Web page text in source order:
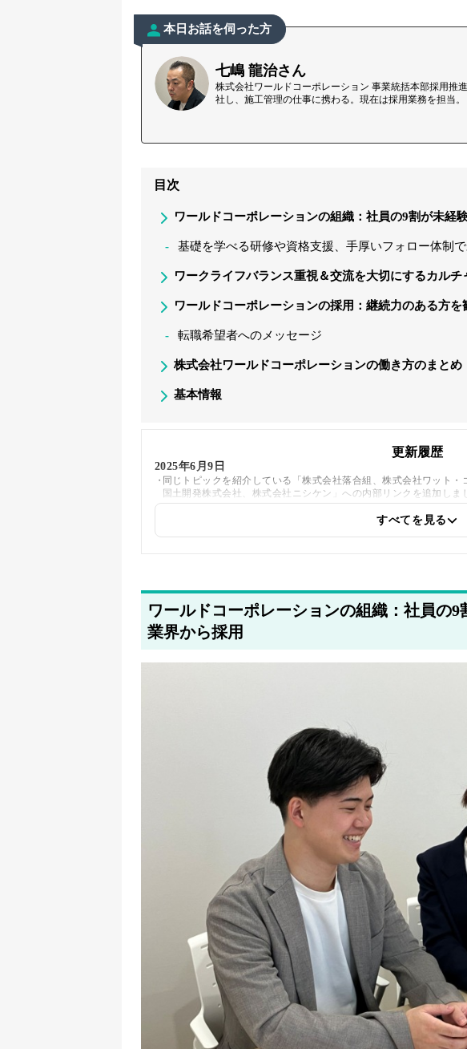
本日お話を伺った方
七嶋 龍治さん
株式会社ワールドコーポレーション 事業統括本部採用推
社し、施工管理の仕事に携わる。現在は採用業務を担当。
目次
ワールドコーポレーションの組織：社員の9割が未経
基礎を学べる研修や資格支援、手厚いフォロー体制
ワークライフバランス重視＆交流を大切にするカルチ
ワールドコーポレーションの採用：継続力のある方を
転職希望者へのメッセージ
株式会社ワールドコーポレーションの働き方のまとめ
基本情報
更新履歴
2025年6月9日
同じトピックを紹介している「株式会社落合組、株式会社ワット
国土開発株式会社、株式会社ニシケン」への内部リンクを追加しま
すべてを見る
ワールドコーポレーションの組織：社員の
業界から採用